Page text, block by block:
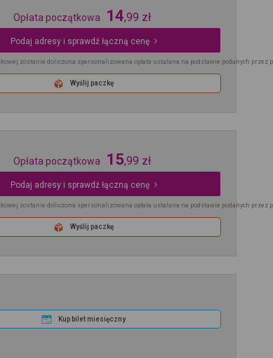
Opłata początkowa 14,99 zł
Podaj adresy i sprawdź łączną cenę
zostanie doliczona spersonalizowana opłata ustalana na podstawie podanych przez
Wyślij paczkę
Opłata początkowa 15,99 zł
Podaj adresy i sprawdź łączną cenę
zostanie doliczona spersonalizowana opłata ustalana na podstawie podanych przez
Wyślij paczkę
Kup bilet miesięczny